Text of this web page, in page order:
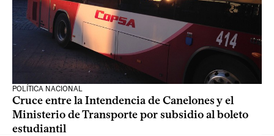
POLÍTICA NACIONAL
Cruce entre la Intendencia de Canelones y el
Ministerio de Transporte por subsidio al boleto
estudiantil